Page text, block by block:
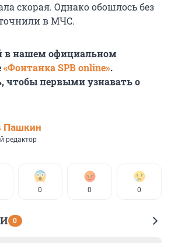
скорая. Однако обошлось без
в МЧС.
в нашем официальном
«Фонтанка SPB online».
чтобы первыми узнавать о
Пашкин
редактор
0 0 0
0